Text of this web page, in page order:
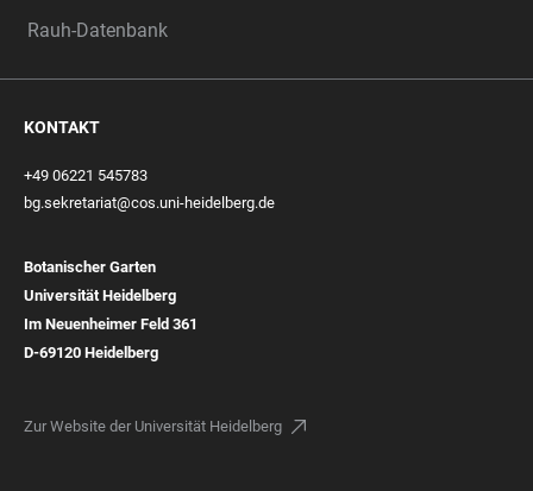
Rauh-Datenbank
KONTAKT
+49 06221 545783
bg.sekretariat@cos.uni-heidelberg.de
Botanischer Garten
Universität Heidelberg
Im Neuenheimer Feld 361
D-69120 Heidelberg
Zur Website der Universität Heidelberg